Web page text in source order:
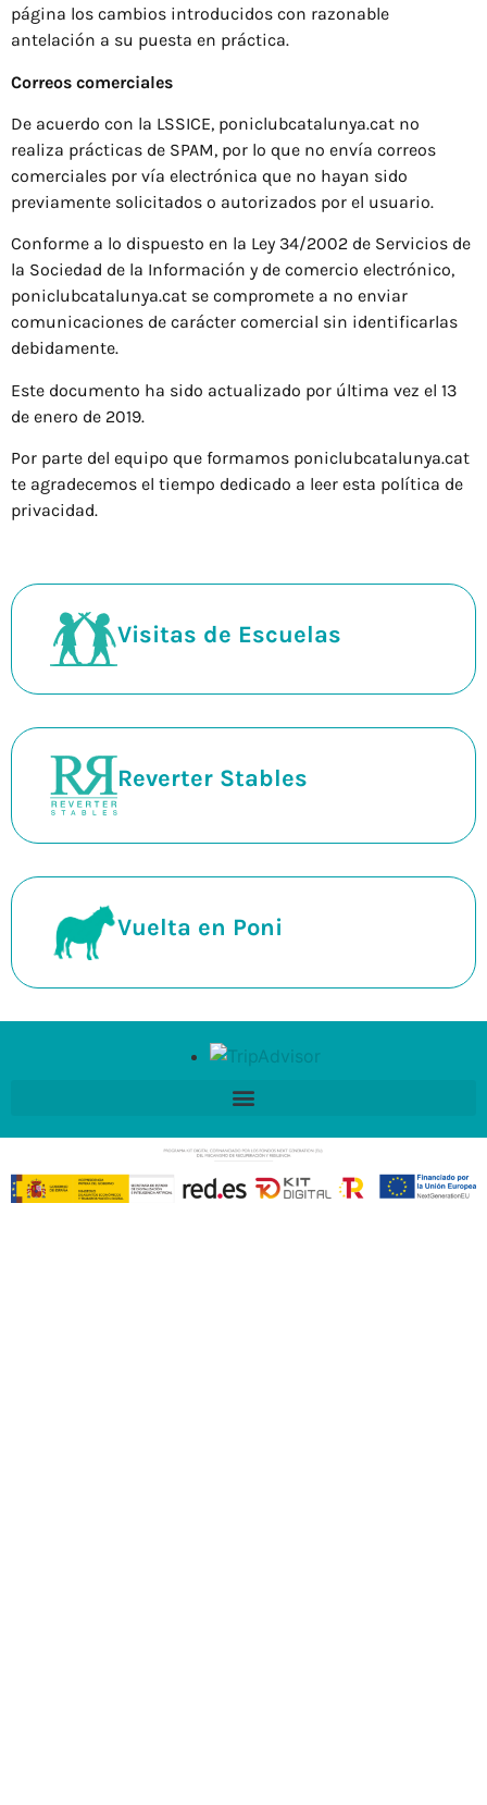
página los cambios introducidos con razonable
antelación a su puesta en práctica.
Correos comerciales
De acuerdo con la LSSICE, poniclubcatalunya.cat no
realiza prácticas de SPAM, por lo que no envía correos
comerciales por vía electrónica que no hayan sido
previamente solicitados o autorizados por el usuario.
Conforme a lo dispuesto en la Ley 34/2002 de Servicios de
la Sociedad de la Información y de comercio electrónico,
poniclubcatalunya.cat se compromete a no enviar
comunicaciones de carácter comercial sin identificarlas
debidamente.
Este documento ha sido actualizado por última vez el 13
de enero de 2019.
Por parte del equipo que formamos poniclubcatalunya.cat
te agradecemos el tiempo dedicado a leer esta política de
privacidad.
Visitas de Escuelas
Reverter Stables
Vuelta en Poni